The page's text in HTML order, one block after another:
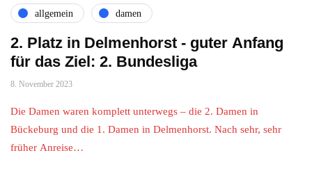
allgemein damen
2. Platz in Delmenhorst - guter Anfang
für das Ziel: 2. Bundesliga
8. November 2023
Die Damen waren komplett unterwegs – die 2. Damen in
Bückeburg und die 1. Damen in Delmenhorst. Nach sehr, sehr
früher Anreise…